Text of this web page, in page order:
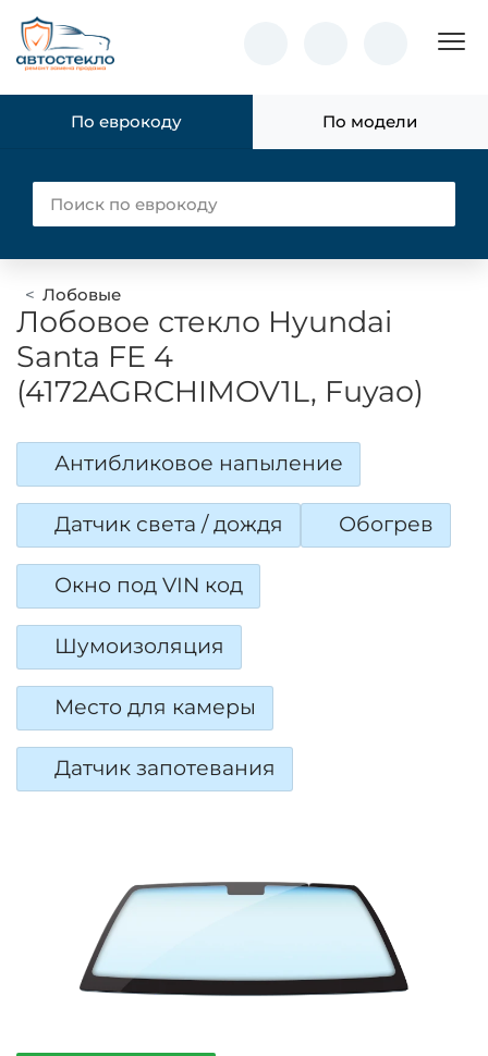
По еврокоду По модели
Лобовые
Лобовое стекло Hyundai
Santa FE 4
(4172AGRCHIMOV1L, Fuyao)
Антибликовое напыление
Датчик света / дождя Обогрев
Окно под VIN код
Шумоизоляция
Место для камеры
Датчик запотевания